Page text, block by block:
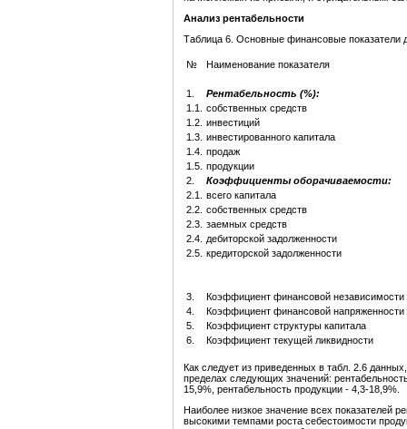
Анализ рентабельности
Таблица 6. Основные финансовые показатели
№ Наименование показателя
1.
Рентабельность (%):
1.1.
собственных средств
1.2. инвестиций
1.3. инвестированного капитала
1.4. продаж
1.5. продукции
2.
Коэффициенты оборачиваемости:
2.1.
всего капитала
2.2. собственных средств
2.3. заемных средств
2.4.
дебиторской задолженности
2.5. кредиторской задолженности
3.
Коэффициент финансовой независимости
4.
Коэффициент финансовой напряженности
5.
Коэффициент структуры капитала
6.
Коэффициент текущей ликвидности
Как следует из приведенных в табл. 2.6
пределах следующих значений:
15,9%, рентабельность продукции - 4,3-18,9%.
Наиболее низкое значение всех показателей
высокими темпами роста себестоимости